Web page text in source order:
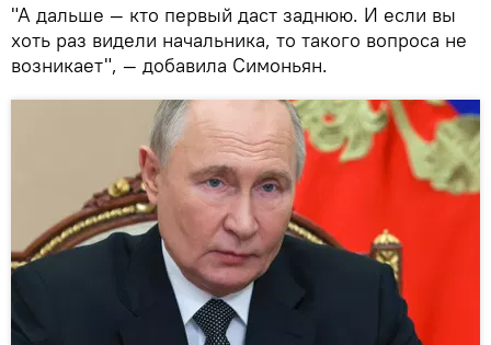
"А дальше — кто первый даст заднюю. И если вы
хоть раз видели начальника, то такого вопроса не
возникает", — добавила Симоньян.